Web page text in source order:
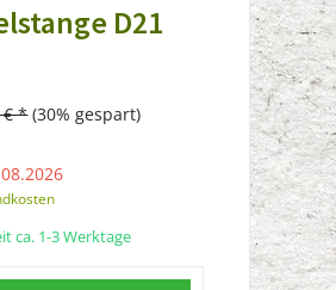
D21
€ * (30% gespart)
ca. 1-3 Werktage